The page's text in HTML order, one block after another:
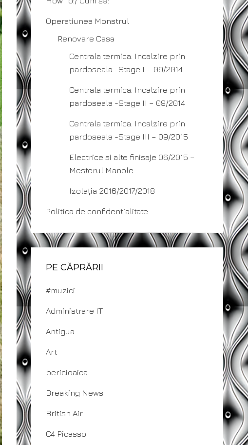
Operatiunea Monstrul
Renovare Casa
Centrala termica. Incalzire prin
pardoseala -Stage I – 09/2014
Centrala termica. Incalzire prin
pardoseala -Stage II – 09/2014
Centrala termica. Incalzire prin
pardoseala -Stage III – 09/2015
Electrice si alte finisaje 06/2015 –
Mesterul Manole
Izolația 2016/2017/2018
Politica de confidentialitate
PE CĂPRĂRII
#muzici
Administrare IT
Antigua
Art
bericioaica
Breaking News
British Air
C4 Picasso